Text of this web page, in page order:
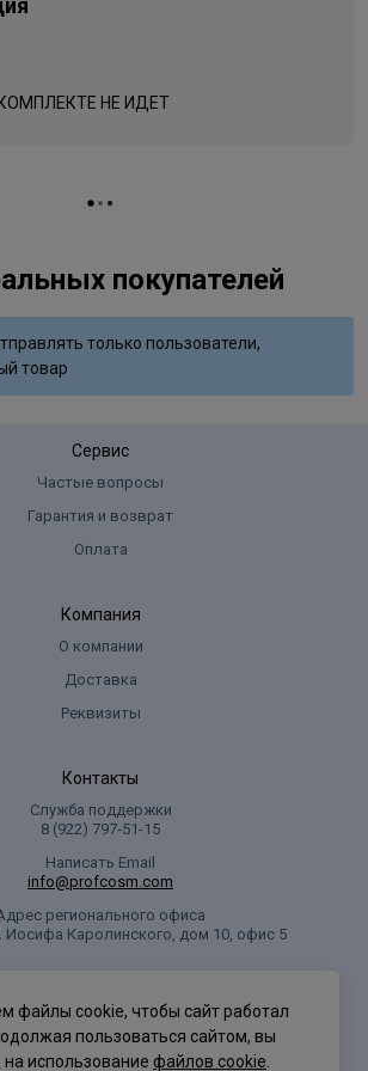
парикмахер
НЕ ИДЕТ
покупателей
только пользователи,
товар
Сервис
Частые вопросы
Гарантия и возврат
Оплата
Компания
О компании
Доставка
Реквизиты
Контакты
Служба поддержки
8 (922) 797‑51-15
Написать Email
info@profcosm.com
регионального офиса
Иосифа Каролинского, дом 10, офис 5
файлы cookie, чтобы сайт работал
пользоваться сайтом, вы
на использование файлов cookie